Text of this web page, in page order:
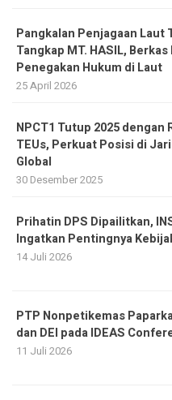
Pangkalan Penjagaan Laut
Tangkap MT. HASIL,
Penegakan Hukum di Laut
25 April 2026
NPCT1 Tutup 2025 dengan
TEUs, Perkuat Posisi di
Global
30 Desember 2025
Prihatin DPS Dipailitkan,
Ingatkan Pentingnya
14 Juli 2026
PTP Nonpetikemas
dan DEI pada IDEAS
11 Juli 2026